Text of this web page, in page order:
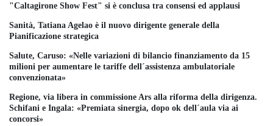
"Caltagirone Show Fest" si è conclusa tra consensi ed applausi
Sanità, Tatiana Agelao è il nuovo dirigente generale della
Pianificazione strategica
Salute, Caruso: «Nelle variazioni di bilancio finanziamento da 15
milioni per aumentare le tariffe dell´assistenza ambulatoriale
convenzionata»
Regione, via libera in commissione Ars alla riforma della dirigenza.
Schifani e Ingala: «Premiata sinergia, dopo ok dell´aula via ai
concorsi»